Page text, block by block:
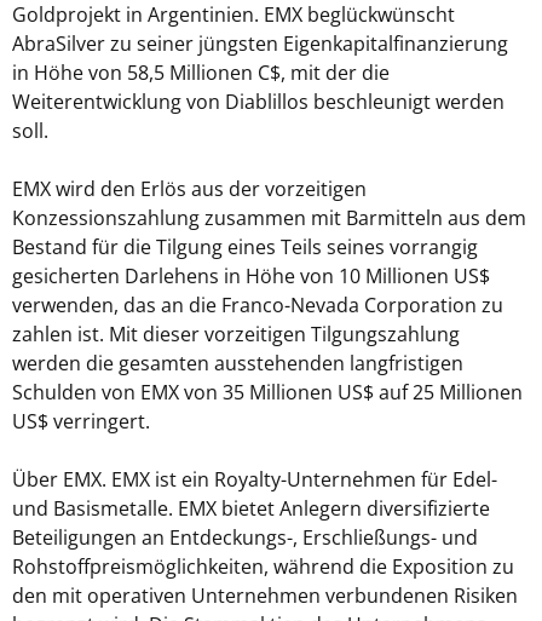
Goldprojekt in Argentinien. EMX beglückwünscht
AbraSilver zu seiner jüngsten Eigenkapitalfinanzierung
in Höhe von 58,5 Millionen C$, mit der die
Weiterentwicklung von Diablillos beschleunigt werden
soll.
EMX wird den Erlös aus der vorzeitigen
Konzessionszahlung zusammen mit Barmitteln aus dem
Bestand für die Tilgung eines Teils seines vorrangig
gesicherten Darlehens in Höhe von 10 Millionen US$
verwenden, das an die Franco-Nevada Corporation zu
zahlen ist. Mit dieser vorzeitigen Tilgungszahlung
werden die gesamten ausstehenden langfristigen
Schulden von EMX von 35 Millionen US$ auf 25 Millionen
US$ verringert.
Über EMX. EMX ist ein Royalty-Unternehmen für Edel-
und Basismetalle. EMX bietet Anlegern diversifizierte
Beteiligungen an Entdeckungs-, Erschließungs- und
Rohstoffpreismöglichkeiten, während die Exposition zu
den mit operativen Unternehmen verbundenen Risiken